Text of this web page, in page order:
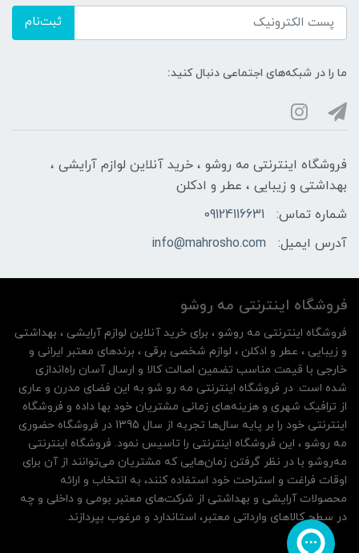
ثبت‌نام
ما را در شبکه‌های اجتماعی دنبال کنید:
فروشگاه اینترنتی مه‌ رو‌شو ، خرید آنلاین لوازم آرایشی ،
بهداشتی و زیبایی ، عطر و ادکلن
شماره تماس:
09124116631
آدرس ایمیل:
info@mahrosho.com
فروشگاه اینترنتی مه‌ رو‌شو
فروشگاه اینترنتی مه‌ رو‌شو ، برای خرید آنلاین لوازم آرایشی ، بهداشتی
و زیبایی ، عطر و ادکلن ، لوازم شخصی برقی ، برندهای معتبر ایرانی و
خارجی با قیمت مناسب تضمین اصالت کالا و ارسال آسان راه‌اندازی
شده است. در فروشگاه اینترنتی مه رو شو به این فضای مدرن و عاری
از ترافیک شهری و هزینه‌های زمانی مشتریان خود بها داده و فروشگاه
اینترنتی خود را بر پایه سال‌ها تجربه از سال 1395 در فروشگاه حضوری
مه روشو ، این فروشگاه اینترنتی را تاسیس نمود. فروشگاه اینترنتی
مه‌رو‌شو با در نظر گرفتن زمان‌هایی که مشتریان می‌توانند از آن‌ برای
اوقات فراغت و استراحت خود استفاده کنند، به انتخاب و ارائه
محصولات آرایشی و بهداشتی از شرکت‌های معتبر بومی و داخلی و چه
در سطح کالاهای وارداتی معتبر، استاندارد و مرغوب بپردازند.